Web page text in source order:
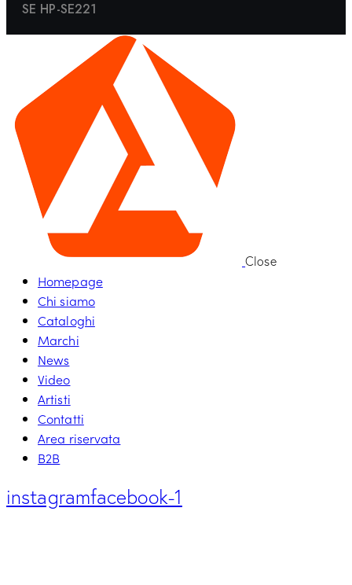
SE HP-SE221
Close
Homepage
Chi siamo
Cataloghi
Marchi
News
Video
Artisti
Contatti
Area riservata
B2B
instagramfacebook-1